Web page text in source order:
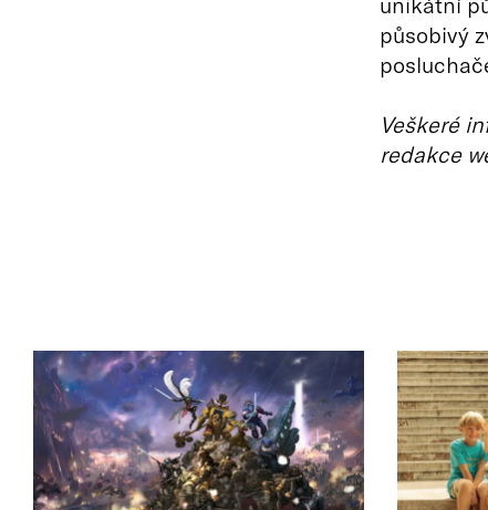
působivý
Veškeré
redakce